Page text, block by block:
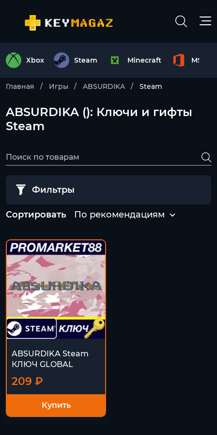
Xbox Steam Minecraft MS
Главная Игры ABSURDIKA Steam
ABSURDIKA (): Ключи и гифты
Steam
Фильтры
Сортировать По рекомендациям
ABSURDIKA Steam
КЛЮЧ GLOBAL
209 ₽
Купить